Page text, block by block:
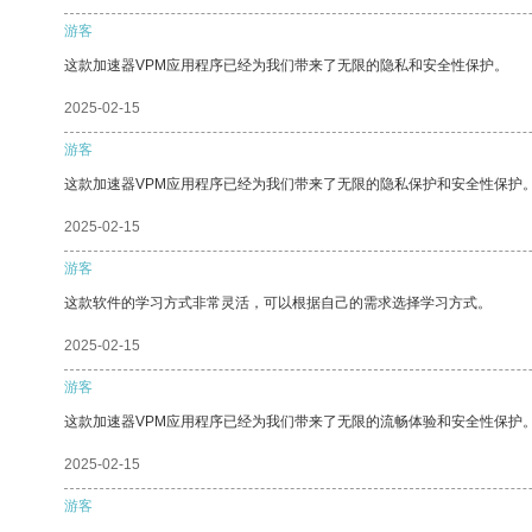
游客
这款加速器VPM应用程序已经为我们带来了无限的隐私和安全性保护。
2025-02-15
游客
这款加速器VPM应用程序已经为我们带来了无限的隐私保护和安全性保护
2025-02-15
游客
这款软件的学习方式非常灵活，可以根据自己的需求选择学习方式。
2025-02-15
游客
这款加速器VPM应用程序已经为我们带来了无限的流畅体验和安全性保护
2025-02-15
游客